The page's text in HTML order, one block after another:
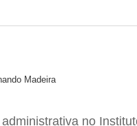
Madeira
no